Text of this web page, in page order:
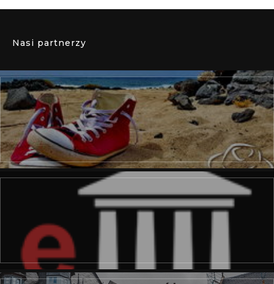
Nasi partnerzy